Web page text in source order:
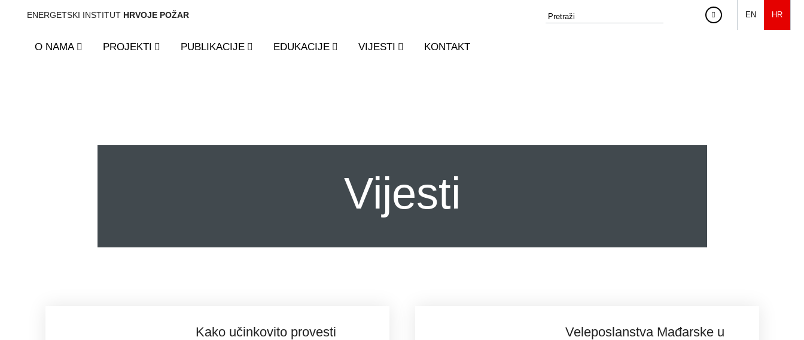
ENERGETSKI INSTITUT HRVOJE POŽAR EN HR
O NAMA PROJEKTI PUBLIKACIJE EDUKACIJE VIJESTI KONTAKT
Vijesti
Kako učinkovito provesti
Veleposlanstva Mađarske u